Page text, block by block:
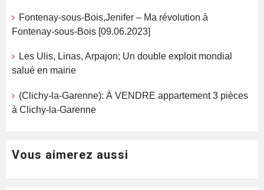
Fontenay-sous-Bois,Jenifer – Ma révolution à
Fontenay-sous-Bois [09.06.2023]
Les Ulis, Linas, Arpajon; Un double exploit mondial
salué en mairie
(Clichy-la-Garenne): À VENDRE appartement 3 pièces
à Clichy-la-Garenne
Vous aimerez aussi